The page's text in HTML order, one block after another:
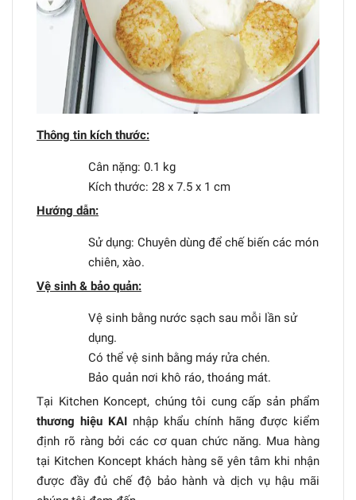
Thông tin kích thước:
Cân nặng: 0.1 kg
Kích thước: 28 x 7.5 x 1 cm
Hướng dẫn:
Sử dụng: Chuyên dùng để chế biến các món
chiên, xào.
Vệ sinh & bảo quản:
Vệ sinh bằng nước sạch sau mỗi lần sử
dụng.
Có thể vệ sinh bằng máy rửa chén.
Bảo quản nơi khô ráo, thoáng mát.
Tại Kitchen Koncept, chúng tôi cung cấp sản phẩm
thương hiệu KAI nhập khẩu chính hãng được kiểm
định rõ ràng bởi các cơ quan chức năng. Mua hàng
tại Kitchen Koncept khách hàng sẽ yên tâm khi nhận
được đầy đủ chế độ bảo hành và dịch vụ hậu mãi